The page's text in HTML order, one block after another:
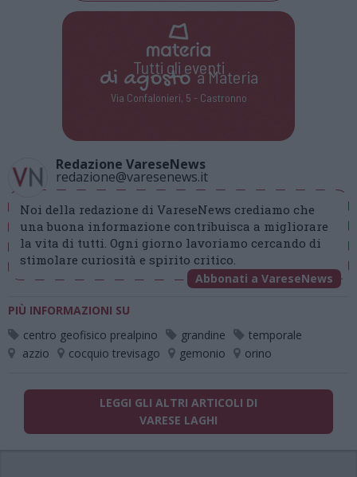
Tutti gli eventi
di agostoa Materia
Via Confalonieri, 5 - Castronno
Redazione VareseNews
redazione@varesenews.it
Noi della redazione di VareseNews crediamo che
una buona informazione contribuisca a migliorare
la vita di tutti. Ogni giorno lavoriamo cercando di
stimolare curiosità e spirito critico.
Abbonati a VareseNews
PIÙ INFORMAZIONI SU
centro geofisico prealpino
grandine
temporale
azzio
cocquio trevisago gemonio orino
LEGGI GLI ALTRI ARTICOLI DI
VARESE LAGHI